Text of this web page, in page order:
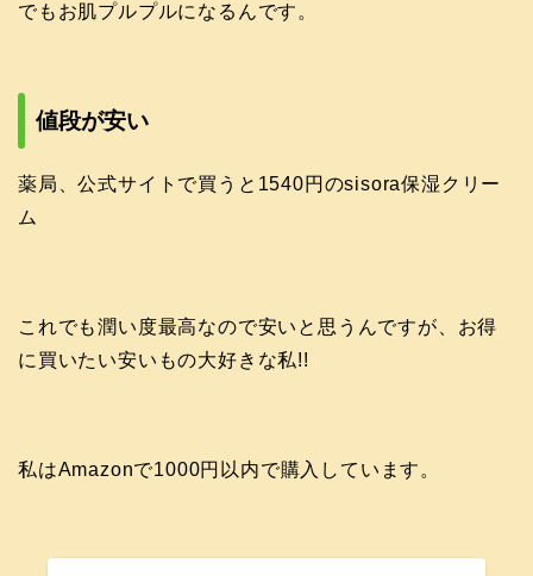
でもお肌プルプルになるんです。
値段が安い
薬局、公式サイトで買うと1540円のsisora保湿クリー
ム
これでも潤い度最高なので安いと思うんですが、お得
に買いたい安いもの大好きな私!!
私はAmazonで1000円以内で購入しています。